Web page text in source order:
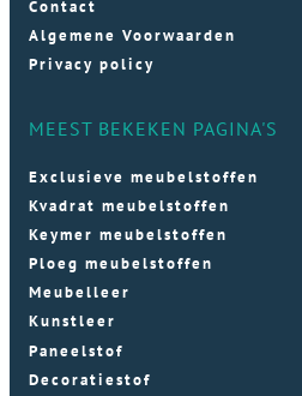
Contact
Algemene Voorwaarden
Privacy policy
MEEST BEKEKEN PAGINA'S
Exclusieve meubelstoffen
Kvadrat meubelstoffen
Keymer meubelstoffen
Ploeg meubelstoffen
Meubelleer
Kunstleer
Paneelstof
Decoratiestof